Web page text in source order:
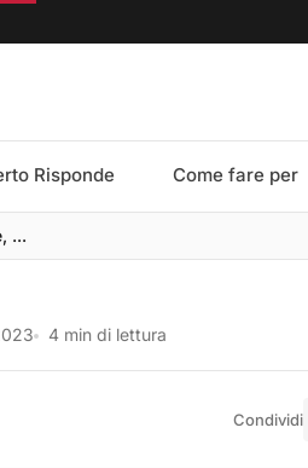
Risponde Come fare per
...
4 min di lettura
Condividi